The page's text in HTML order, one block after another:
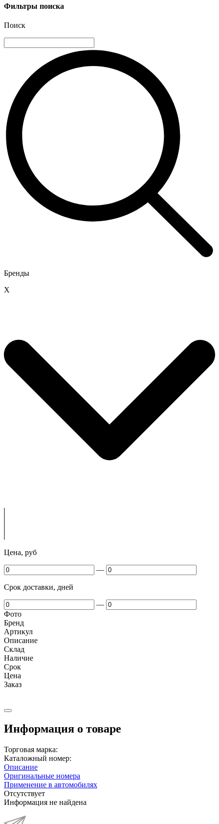
Фильтры поиска
Поиск
Бренды
X
Цена, руб
—
Срок доставки, дней
—
Фото
Бренд
Артикул
Описание
Cклад
Наличие
Срок
Цена
Заказ
Информация о товаре
Торговая марка:
Каталожный номер:
Описание
Оригинальные номера
Применение в автомобилях
Отсутствует
Информация не найдена